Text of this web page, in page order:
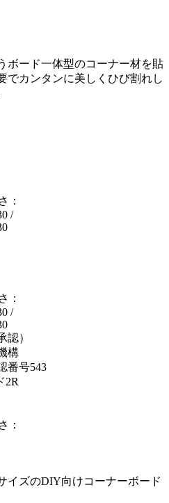
ボード一体型のコーナー材を貼
でカンタンに美しくひび割れし
：
/
：
/
認）
構
番号543
2R
：
イズのDIY向けコーナーボード